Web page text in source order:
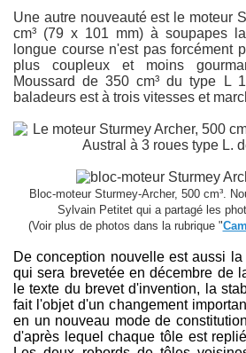
Une autre nouveauté est le moteur
cm³ (79 x 101 mm) à soupapes
longue course n'est pas forcément
plus coupleux et moins
Moussard de 350 cm³ du type L
baladeurs est à trois vitesses et
Bloc-moteur Sturmey-Archer, 500 cm³.
Sylvain Petitet qui a partagé les
(Voir plus de photos dans la rubrique "
De conception nouvelle est aussi
qui sera brevetée en décembre de
le texte du brevet d'invention, la
fait l'objet d'un changement
en un nouveau mode de
d'après lequel chaque tôle est